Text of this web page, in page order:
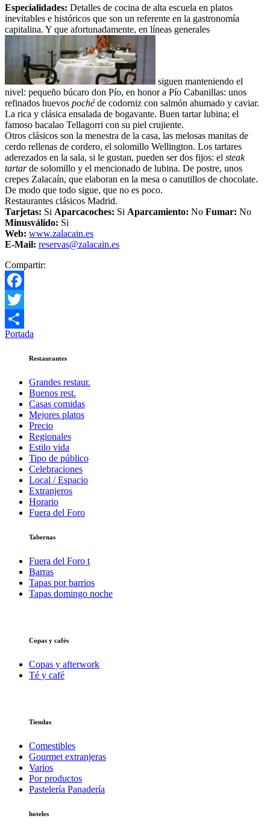
Especialidades: Detalles de cocina de alta escuela en platos
inevitables e históricos que son un referente en la gastronomía
capitalina. Y que afortunadamente, en líneas generales
siguen manteniendo el
nivel: pequeño búcaro don Pío, en honor a Pío Cabanillas: unos
refinados huevos pochéde codorniz con salmón ahumado y caviar.
La rica y clásica ensalada de bogavante. Buen tartar lubina; el
famoso bacalao Tellagorri con su piel crujiente.
Otros clásicos son la menestra de la casa, las melosas manitas de
cerdo rellenas de cordero, el solomillo Wellington. Los tartares
aderezados en la sala, si le gustan, pueden ser dos fijos: el steak
tartarde solomillo y el mencionado de lubina. De postre, unos
crepes Zalacaín, que elaboran en la mesa o canutillos de chocolate.
De modo que todo sigue, que no es poco.
Restaurantes clásicos Madrid.
Tarjetas: Si Aparcacoches: Si Aparcamiento: No Fumar: No
Minusválido: Si
Web: www.zalacain.es
E-Mail: reservas@zalacain.es
Compartir:
Facebook
Twitter
Compartir
Portada
Restaurantes
Grandes restaur.
Buenos rest.
Casas comidas
Mejores platos
Precio
Regionales
Estilo vida
Tipo de público
Celebraciones
Local / Espacio
Extranjeros
Horario
Fuera del Foro
Tabernas
Fuera del Foro t
Barras
Tapas por barrios
Tapas domingo noche
Copas y cafés
Copas y afterwork
Té y café
Tiendas
Comestibles
Gourmet extranjeras
Varios
Por productos
Pastelería Panadería
hoteles